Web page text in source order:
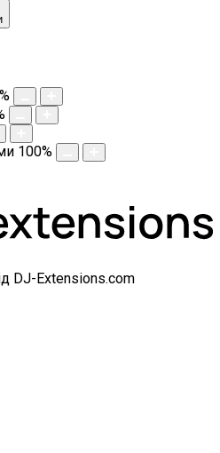
%
100%
DJ-Extensions.com